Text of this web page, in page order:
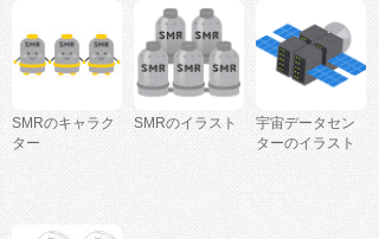
SMRのキャラク
ター
SMRのイラスト
宇宙データセン
ターのイラスト